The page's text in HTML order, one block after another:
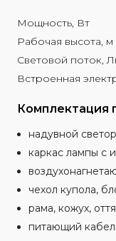
Мощность, Вт
Рабочая высота, м
Световой поток,
Встроенная
Комплектация
надувной
каркас лампы с
чехол купола,
рама, кожух,
питающий